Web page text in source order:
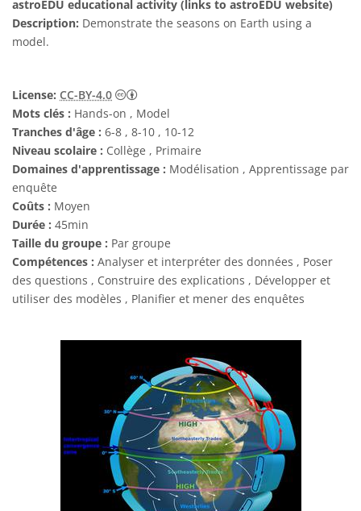
astroEDU educational activity (links to astroEDU website)
Description: Demonstrate the seasons on Earth using a
model.
License: CC-BY-4.0
Creative Commons (CC) Attribution 4.0
Mots clés : Hands-on , Model
Tranches d'âge : 6-8 , 8-10 , 10-12
Niveau scolaire : Collège , Primaire
Domaines d'apprentissage : Modélisation , Apprentissage par
enquête
Coûts : Moyen
Durée : 45min
Taille du groupe : Par groupe
Compétences : Analyser et interpréter des données , Poser
des questions , Construire des explications , Développer et
utiliser des modèles , Planifier et mener des enquêtes